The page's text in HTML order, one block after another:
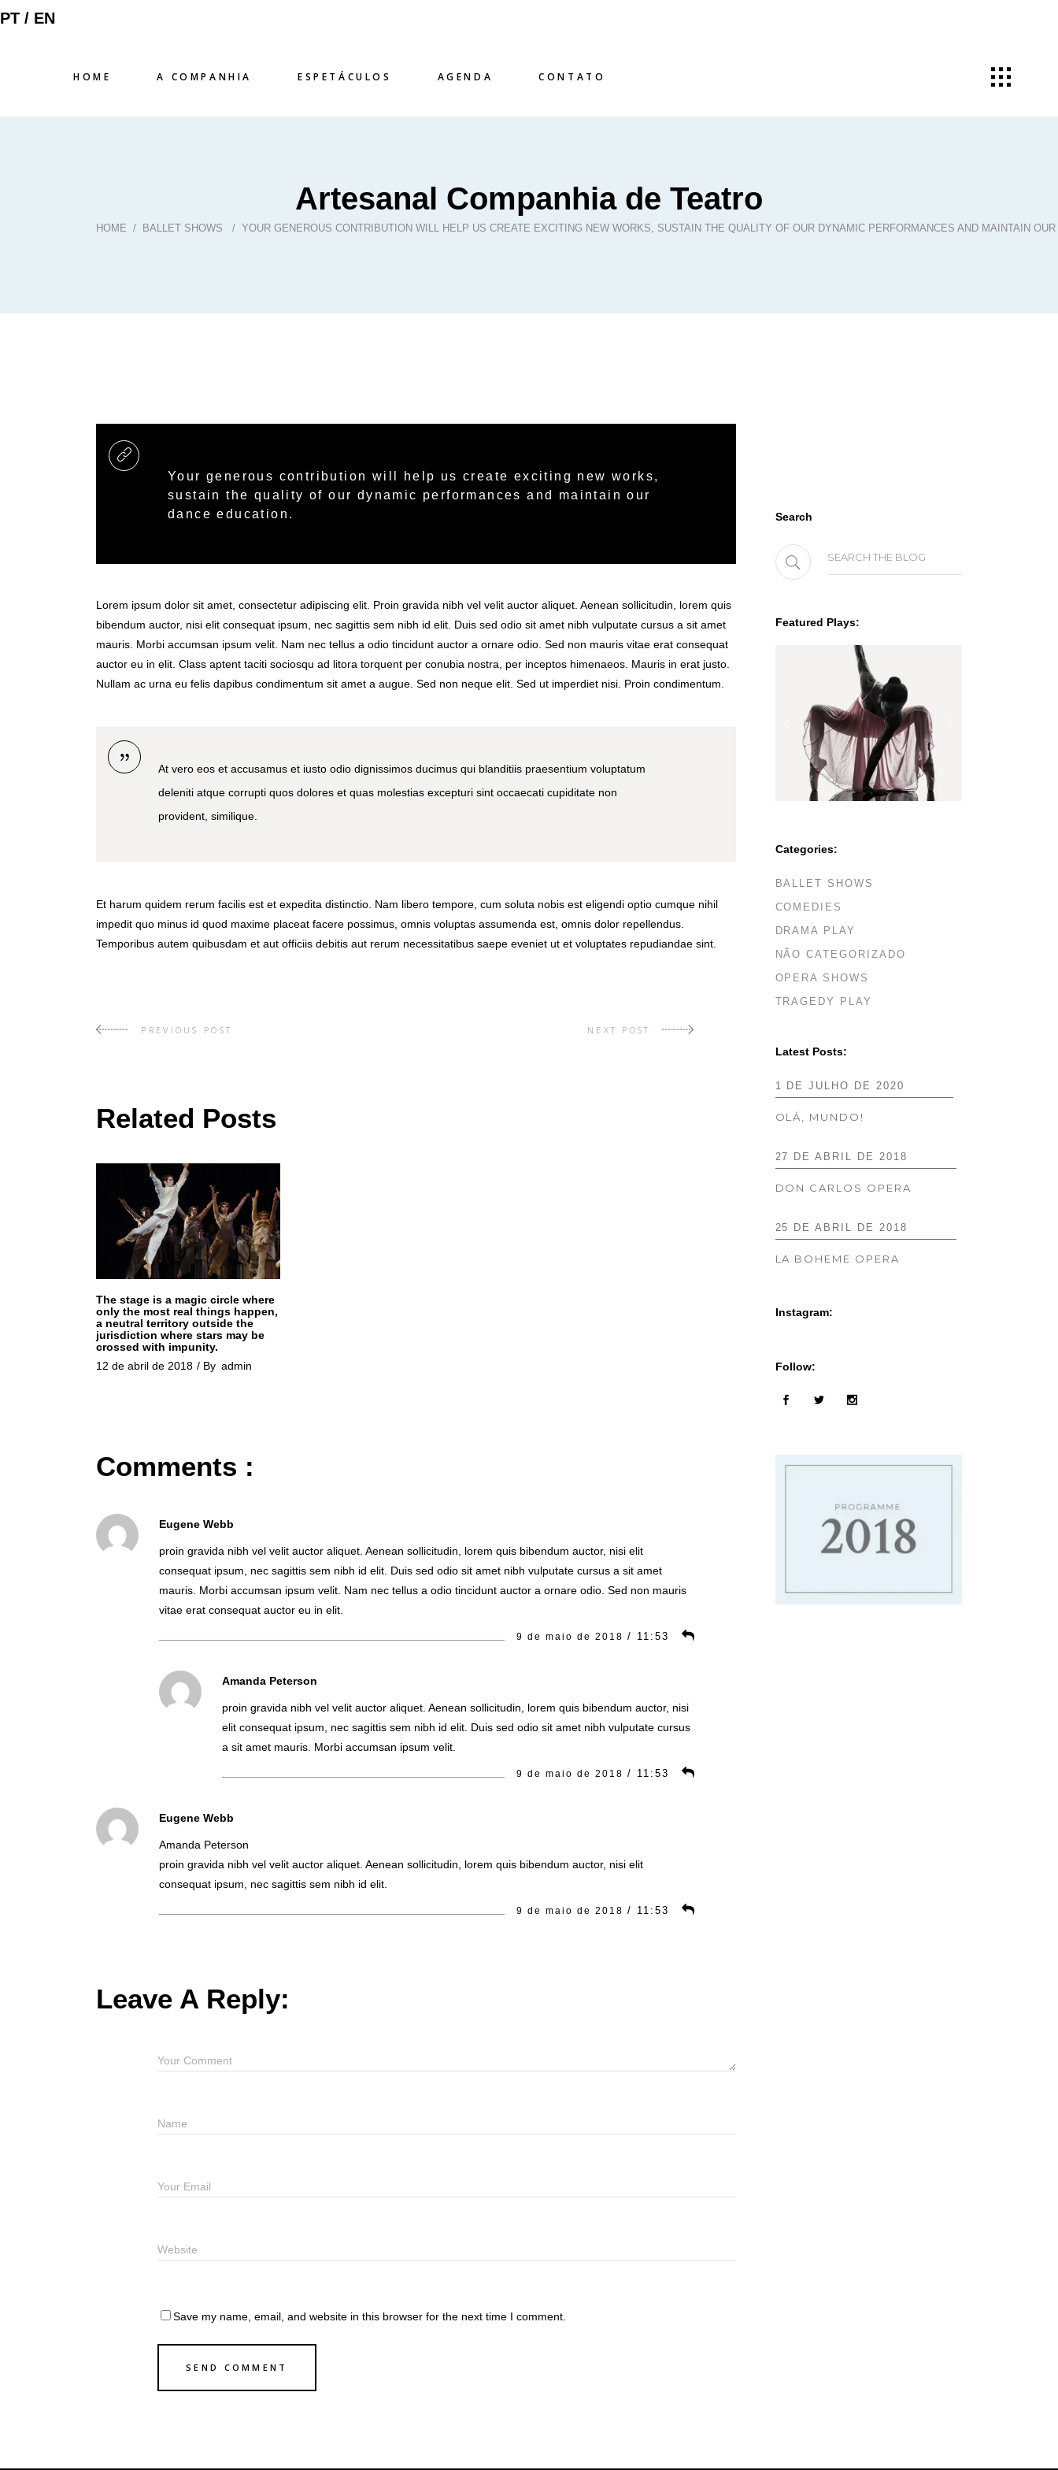
PT / EN
HOME A COMPANHIA ESPETÁCULOS AGENDA CONTATO
Artesanal Companhia de Teatro
HOME / BALLET SHOWS / YOUR GENEROUS CONTRIBUTION WILL HELP US CREATE EXCITING NEW WORKS, SUSTAIN THE QUALITY OF OUR DYNAMIC PERFORMANCES AND MAINTAIN
Your generous contribution will help us create exciting new works,
sustain the quality of our dynamic performances and maintain our
dance education.
Lorem ipsum dolor sit amet, consectetur adipiscing elit. Proin gravida nibh vel velit auctor aliquet. Aenean sollicitudin, lorem quis
bibendum auctor, nisi elit consequat ipsum, nec sagittis sem nibh id elit. Duis sed odio sit amet nibh vulputate cursus a sit amet
mauris. Morbi accumsan ipsum velit. Nam nec tellus a odio tincidunt auctor a ornare odio. Sed non mauris vitae erat consequat
auctor eu in elit. Class aptent taciti sociosqu ad litora torquent per conubia nostra, per inceptos himenaeos. Mauris in erat justo.
Nullam ac urna eu felis dapibus condimentum sit amet a augue. Sed non neque elit. Sed ut imperdiet nisi. Proin condimentum.
At vero eos et accusamus et iusto odio dignissimos ducimus qui blanditiis praesentium voluptatum
deleniti atque corrupti quos dolores et quas molestias excepturi sint occaecati cupiditate non
provident, similique.
Et harum quidem rerum facilis est et expedita distinctio. Nam libero tempore, cum soluta nobis est eligendi optio cumque nihil
impedit quo minus id quod maxime placeat facere possimus, omnis voluptas assumenda est, omnis dolor repellendus.
Temporibus autem quibusdam et aut officiis debitis aut rerum necessitatibus saepe eveniet ut et voluptates repudiandae sint.
PREVIOUS POST NEXT POST
Related Posts
The stage is a magic circle where
only the most real things happen,
a neutral territory outside the
jurisdiction where stars may be
crossed with impunity.
12 de abril de 2018
By admin
Comments :
Eugene Webb
proin gravida nibh vel velit auctor aliquet. Aenean sollicitudin, lorem quis bibendum auctor, nisi elit
consequat ipsum, nec sagittis sem nibh id elit. Duis sed odio sit amet nibh vulputate cursus a sit amet
mauris. Morbi accumsan ipsum velit. Nam nec tellus a odio tincidunt auctor a ornare odio. Sed non mauris
vitae erat consequat auctor eu in elit.
9 de maio de 2018 / 11:53
Amanda Peterson
proin gravida nibh vel velit auctor aliquet. Aenean sollicitudin, lorem quis bibendum auctor, nisi
elit consequat ipsum, nec sagittis sem nibh id elit. Duis sed odio sit amet nibh vulputate cursus
a sit amet mauris. Morbi accumsan ipsum velit.
9 de maio de 2018 / 11:53
Eugene Webb
Amanda Peterson
proin gravida nibh vel velit auctor aliquet. Aenean sollicitudin, lorem quis bibendum auctor, nisi elit
consequat ipsum, nec sagittis sem nibh id elit.
9 de maio de 2018 / 11:53
Leave A Reply:
Save my name, email, and website in this browser for the next time I comment.
Search
Search
for:
Featured Plays:
Categories:
BALLET SHOWS
COMEDIES
DRAMA PLAY
NÃO CATEGORIZADO
OPERA SHOWS
TRAGEDY PLAY
Latest Posts:
1 DE JULHO DE 2020
OLÁ, MUNDO!
27 DE ABRIL DE 2018
DON CARLOS OPERA
25 DE ABRIL DE 2018
LA BOHEME OPERA
Instagram:
Follow: